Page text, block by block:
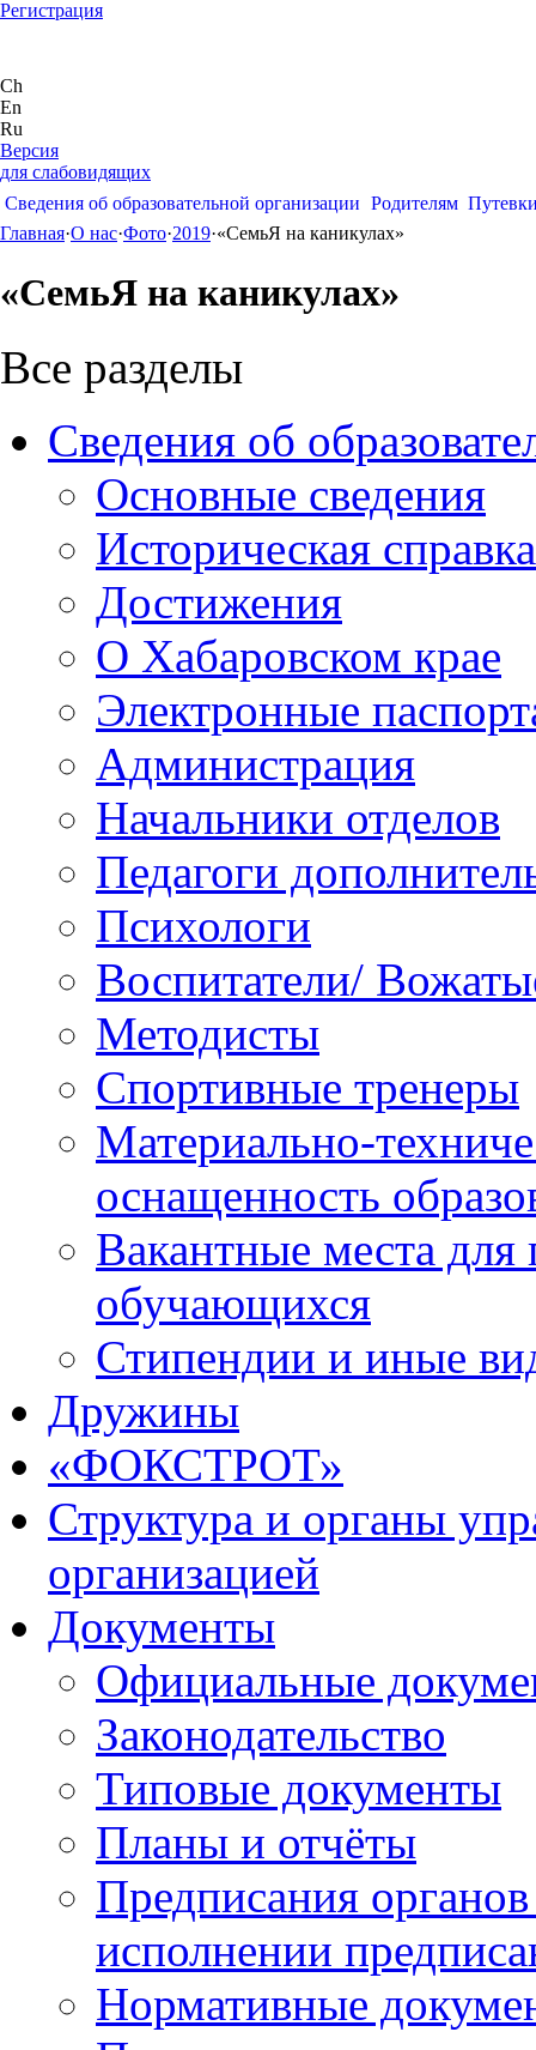
Регистрация
Ch
En
Ru
Версия
для слабовидящих
Сведения об образовательной организации Родителям
Главная·О нас·Фото·2019·«СемьЯ на каникулах»
«СемьЯ на каникулах»
Все разделы
Сведения об
Основные сведения
Историческая справка
Достижения
О Хабаровском крае
Электронные
Администрация
Начальники отделов
Педагоги
Психологи
Воспитатели/
Методисты
Спортивные тренеры
Материально-
оснащенность
Вакантные места для
обучающихся
Стипендии и иные
Дружины
«ФОКСТРОТ»
Структура и органы
организацией
Документы
Официальные
Законодательство
Типовые документы
Планы и отчёты
Предписания
исполнении
Нормативные